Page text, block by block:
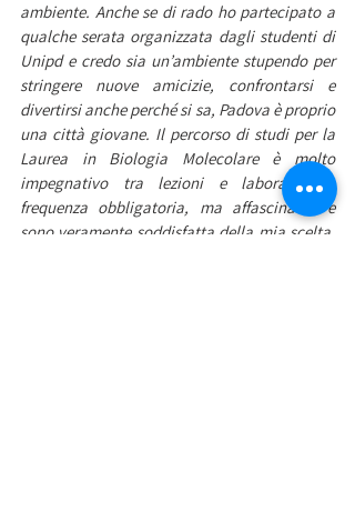
ambiente. Anche se di rado ho partecipato a
qualche serata organizzata dagli studenti di
Unipd e credo sia un’ambiente stupendo per
stringere nuove amicizie, confrontarsi e
divertirsi anche perché si sa, Padova è proprio
una città giovane. Il percorso di studi per la
Laurea in Biologia Molecolare è molto
impegnativo tra lezioni e laboratori a
frequenza obbligatoria, ma affascinante e
sono veramente soddisfatta della mia scelta.